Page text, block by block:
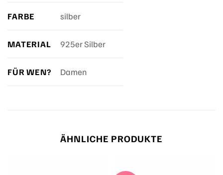
FARBE silber
MATERIAL 925er Silber
FÜR WEN? Damen
ÄHNLICHE PRODUKTE